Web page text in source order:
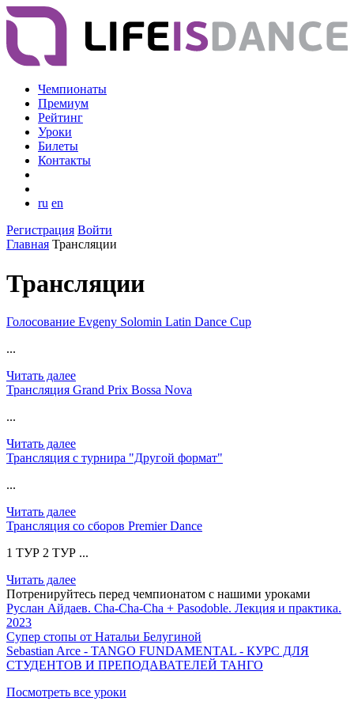
Чемпионаты
Премиум
Рейтинг
Уроки
Билеты
Контакты
ru en
Регистрация Войти
Главная Трансляции
Трансляции
Голосование Evgeny Solomin Latin Dance Cup
...
Читать далее
Трансляция Grand Prix Bossa Nova
...
Читать далее
Трансляция с турнира "Другой формат"
...
Читать далее
Трансляция со сборов Premier Dance
1 ТУР 2 ТУР ...
Читать далее
Потренируйтесь перед чемпионатом с нашими уроками
Руслан Айдаев. Cha-Cha-Cha + Pasodoble. Лекция и практика.
2023
Супер стопы от Натальи Белугиной
Sebastian Arce - TANGO FUNDAMENTAL - КУРС ДЛЯ
СТУДЕНТОВ И ПРЕПОДАВАТЕЛЕЙ ТАНГО
Посмотреть все уроки